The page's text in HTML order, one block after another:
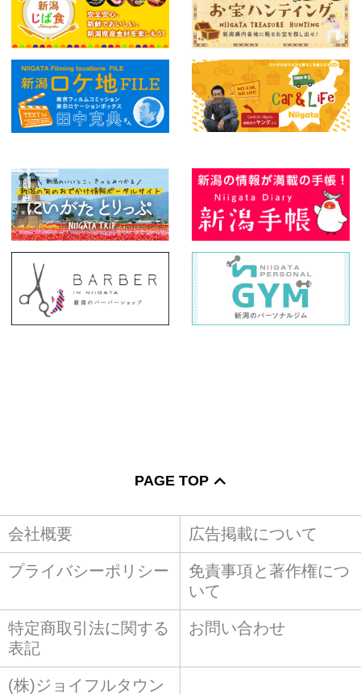
PAGE TOP
会社概要 広告掲載について
プライバシーポリシー
免責事項と著作権につ
いて
特定商取引法に関する
表記
お問い合わせ
(株)ジョイフルタウン